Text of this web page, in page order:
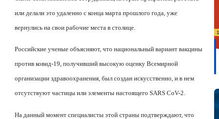
или делали это удаленно с конца марта прошлого года, уже
вернулись на свои рабочие места в столице.
Российские ученые объясняют, что национальный вариант вакцины
против ковид-19, получивший высокую оценку Всемирной
организации здравоохранения, был создан искусственно, и в нем
отсутствуют частицы или элементы настоящего SARS CoV-2.
На данный момент специалисты этой страны подтверждают, что